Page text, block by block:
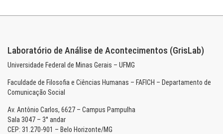
Laboratório de Análise de Acontecimentos (GrisLab)
Universidade Federal de Minas Gerais – UFMG
Faculdade de Filosofia e Ciências Humanas – FAFICH – Departamento de
Comunicação Social
Av. Antônio Carlos, 6627 – Campus Pampulha
Sala 3047 – 3° andar
CEP: 31.270-901 – Belo Horizonte/MG